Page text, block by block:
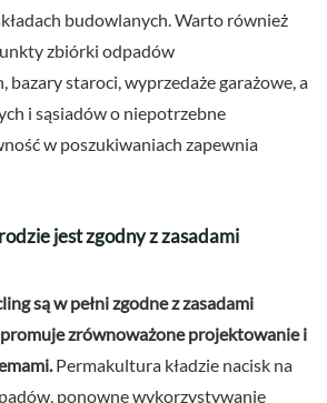
budowlanych. Warto również
zbiórki odpadów
staroci, wyprzedaże garażowe, a
i sąsiadów o niepotrzebne
w poszukiwaniach zapewnia
jest zgodny z zasadami
są w pełni zgodne z zasadami
zrównoważone projektowanie i
Permakultura kładzie nacisk na
ponowne wykorzystywanie